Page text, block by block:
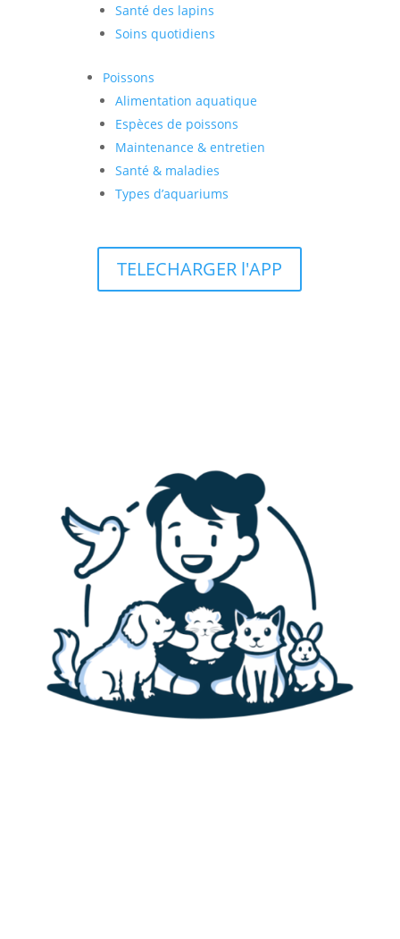
Santé des lapins
Soins quotidiens
Poissons
Alimentation aquatique
Espèces de poissons
Maintenance & entretien
Santé & maladies
Types d’aquariums
TELECHARGER l'APP